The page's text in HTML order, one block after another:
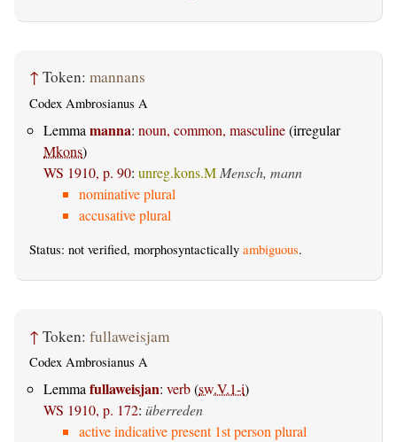
↑ Token: mannans
Codex Ambrosianus A
Lemma manna: noun, common, masculine(irregular
Mkons)
WS 1910, p. 90: unreg.kons.M Mensch, mann
nominative plural
accusative plural
Status: not verified, morphosyntactically ambiguous.
↑ Token: fullaweisjam
Codex Ambrosianus A
Lemmafullaweisjan: verb(sw.V.1-i)
WS 1910, p. 172: überreden
active indicative present 1st person plural